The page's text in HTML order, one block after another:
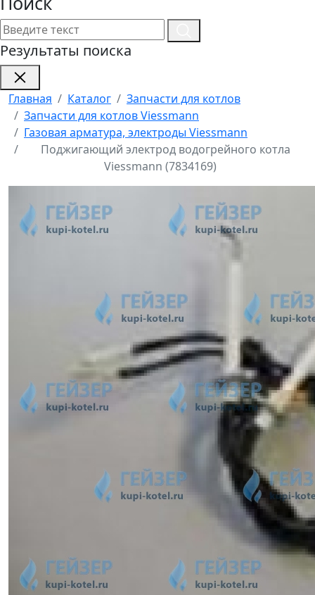
Результаты поиска
Главная Каталог
Запчасти для котлов
Запчасти для котлов Viessmann
Газовая арматура, электроды Viessmann
Поджигающий электрод водогрейного котла
Viessmann (7834169)